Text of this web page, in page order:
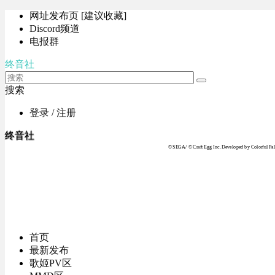
网址发布页 [建议收藏]
Discord频道
电报群
终音社
搜索
登录 / 注册
终音社
© SEGA / © Craft Egg Inc. Developed by Colorful
首页
最新发布
歌姬PV区